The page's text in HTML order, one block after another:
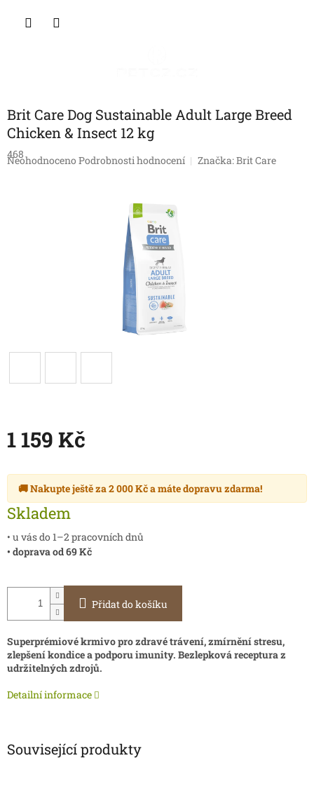
Brit Care Dog Sustainable Adult Large Breed
Chicken & Insect 12 kg
468
Průměrné
Neohodnoceno Podrobnosti hodnocení Značka:Brit Care
1 159 Kč
cena:
🚚 Nakupte ještě za2 000 Kča mátedopravu zdarma!
Skladem
• u vás do 1–2 pracovních dnů
• doprava od 69 Kč
Přidat do košíku
Superprémiové krmivo pro zdravé trávení,zmírnění stresu,
zlepšení kondice a podporu imunity. Bezlepkovárecepturaz
udržitelných zdrojů.
Detailní informace
Související produkty